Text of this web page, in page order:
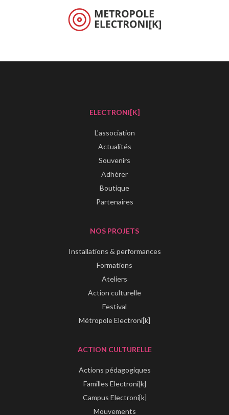
ELECTRONI[K]
L'association
Actualités
Souvenirs
Adhérer
Boutique
Partenaires
NOS PROJETS
Installations & performances
Formations
Ateliers
Action culturelle
Festival
Métropole Electroni[k]
ACTION CULTURELLE
Actions pédagogiques
Familles Electroni[k]
Campus Electroni[k]
Mouvements